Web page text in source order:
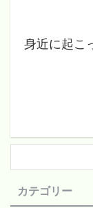
身近に起こ
カテゴリー